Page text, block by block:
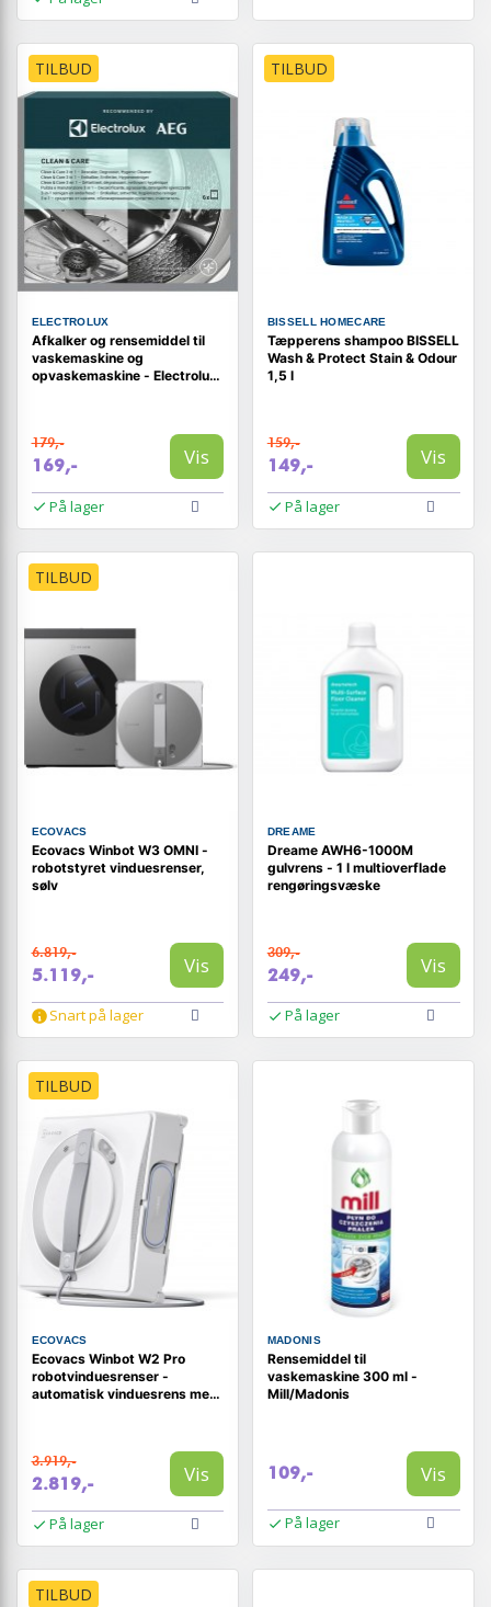
TILBUD
ELECTROLUX
Afkalker og rensemiddel til
vaskemaskine og
opvaskemaskine - Electrolux
179,-
169,- Vis
På lager
TILBUD
BISSELL HOMECARE
Tæpperens shampoo BISSELL
Wash & Protect Stain & Odour
1,5 l
159,-
149,- Vis
På lager
TILBUD
ECOVACS
Ecovacs Winbot W3 OMNI -
robotstyret vinduesrenser,
sølv
6.819,-
5.119,- Vis
Snart på lager
DREAME
Dreame AWH6-1000M
gulvrens - 1 l multioverflade
rengøringsvæske
309,-
249,- Vis
På lager
TILBUD
ECOVACS
Ecovacs Winbot W2 Pro
robotvinduesrenser -
automatisk vinduesrens med
3.919,-
2.819,- Vis
På lager
MADONIS
Rensemiddel til
vaskemaskine 300 ml -
Mill/Madonis
109,- Vis
På lager
TILBUD